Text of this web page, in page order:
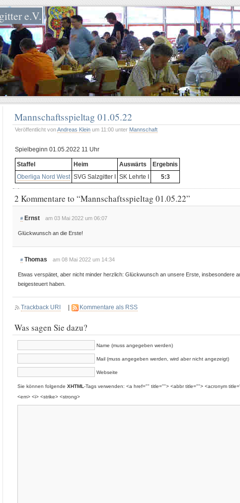
e.V.
Mannschaftsspieltag 01.05.22
Veröffentlicht vonAndreas Klein um 11:00 unter Mannschaft
Spielbeginn 01.05.2022 11 Uhr
Staffel Heim Auswärts
Ergebnis
Oberliga Nord West SVG Salzgitter I SK Lehrte I 5:3
2 Kommentare to “Mannschaftsspieltag 01.05.22”
# Ernst am 03 Mai 2022 um 06:07
Glückwunsch an die Erste!
# Thomas am 08 Mai 2022 um 14:34
Etwas verspätet, aber nicht minder herzlich: Glückwunsch an unsere Erste, insbesondere
beigesteuert haben.
Trackback URI Kommentare als RSS
Was sagen Sie dazu?
Name (muss angegeben werden)
Mail (muss angegeben werden, wird aber nicht angezeigt)
Webseite
Sie können folgende XHTML -Tags verwenden: <a href="" title=""> <abbr title=""> <acronym
<em> <i> <strike> <strong>